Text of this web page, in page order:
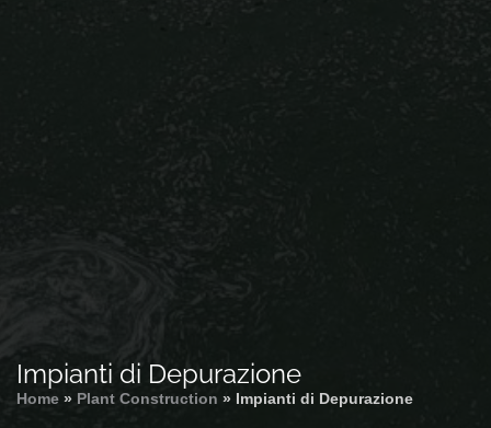
Impianti di Depurazione
Home » Plant Construction » Impianti di Depurazione